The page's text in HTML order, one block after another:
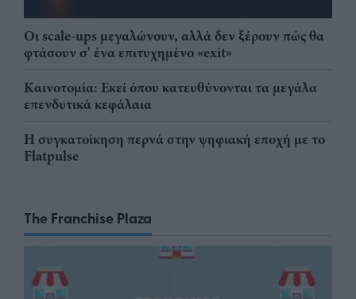
Οι scale-ups μεγαλώνουν, αλλά δεν ξέρουν πώς θα
φτάσουν σ' ένα επιτυχημένο «exit»
Καινοτομία: Εκεί όπου κατευθύνονται τα μεγάλα
επενδυτικά κεφάλαια
Η συγκατοίκηση περνά στην ψηφιακή εποχή με το
Flatpulse
The Franchise Plaza